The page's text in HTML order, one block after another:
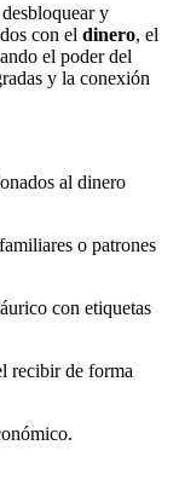
y
con el dinero, el
el poder del
y la conexión
al dinero
o patrones
con etiquetas
recibir de forma